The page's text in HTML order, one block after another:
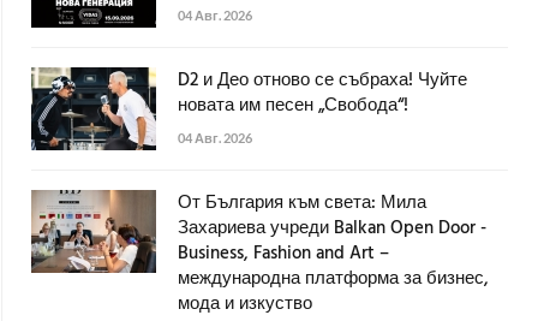
04 Авг. 2026
D2 и Део отново се събраха! Чуйте
новата им песен „Свобода“!
04 Авг. 2026
От България към света: Мила
Захариева учреди Balkan Open Door -
Business, Fashion and Art –
международна платформа за бизнес,
мода и изкуство